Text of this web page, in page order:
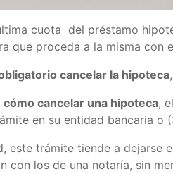
cuota del préstamo
que proceda a la misma con
cancelar la hipoteca
cómo cancelar una hipoteca,
en su entidad bancaria o
este trámite tiende a dejarse
con los de una notaría, sin